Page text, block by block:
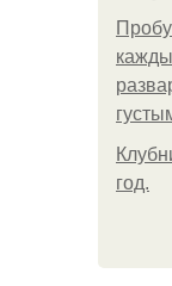
гoд.